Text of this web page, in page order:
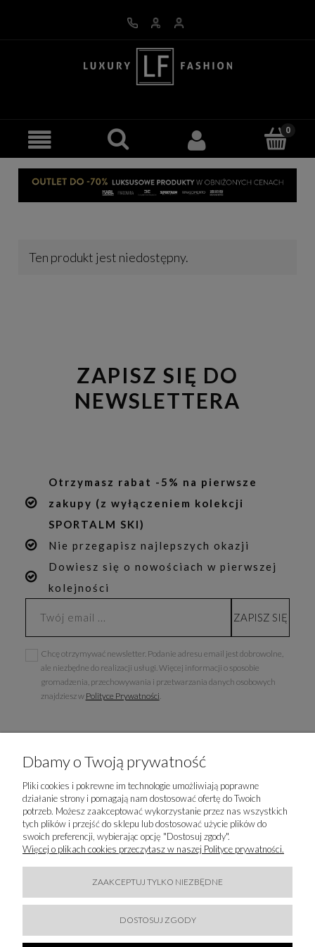
Ten produkt jest niedostępny.
ZAPISZ SIĘ DO
NEWSLETTERA
Otrzymasz rabat -5% na pierwsze
zakupy (z wyłączeniem kolekcji
SPORTALM SKI)
Nie przegapisz najlepszych okazji
Dowiesz się o nowościach w pierwszej
kolejności
ZAPISZ SIĘ
Chcę otrzymywać newsletter. Podanie adresu email jest dobrowolne,
ale niezbędne do realizacji usługi. Więcej informacji o sposobie
gromadzenia, przechowywania i przetwarzania danych osobowych
znajdziesz w Polityce Prywatności
INFORMACJE
POPULARNE KATEGORIE
LUXURY-FASHION.PL
BĄDŹMY W KONTAKCIE
Dbamy o Twoją prywatność
Pliki cookies i pokrewne im technologie umożliwiają poprawne
działanie strony i pomagają nam dostosować ofertę do Twoich
potrzeb. Możesz zaakceptować wykorzystanie przez nas wszystkich
tych plików i przejść do sklepu lub dostosować użycie plików do
swoich preferencji, wybierając opcję "Dostosuj zgody".
Więcej o plikach cookies przeczytasz w naszej Polityce prywatności.
ZAAKCEPTUJ TYLKO NIEZBĘDNE
DOSTOSUJ ZGODY